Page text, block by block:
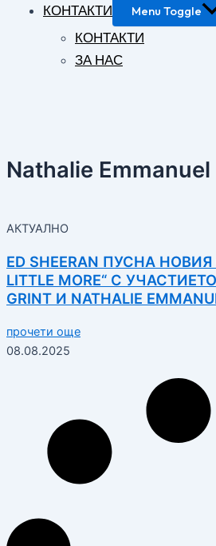
КОНТАКТИ
Menu Toggle
КОНТАКТИ
ЗА НАС
Nathalie Emmanuel
АКТУАЛНО
ED SHEERAN ПУСНА
LITTLE MORE“ С
GRINT И NATHALIE
прочети още
08.08.2025